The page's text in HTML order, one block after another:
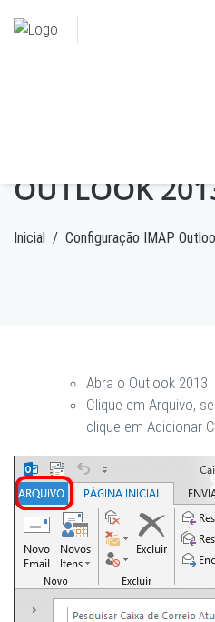
OUTLOOK
Inicial / Configuração IMAP
Abra o Outlook 2013
Clique em Arquivo,
clique em Adicionar